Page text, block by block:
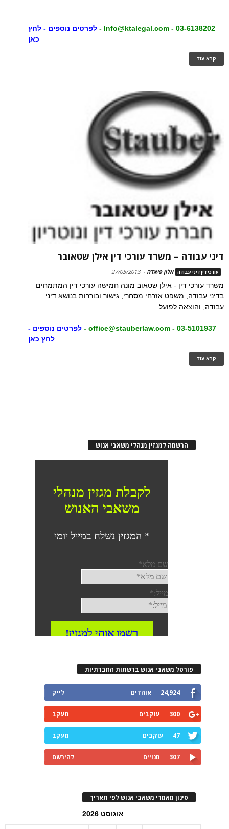
03-6138202 -
Info@ktalegal.com
-לפרטים נוספים - לחץ
כאן
קרא עוד
דיני עבודה – משרד עורכי דין אילן שטאובר
עורכי דין דיני עבודה אלון פיאדה -
27/05/2013
משרד עורכי דין - אילן שטאוב מונה חמישה עורכי דין המתמחים
בדיני עבודה, משפט אזרחי מסחרי, גישור ובוררות בנושא דיני
עבודה, והוצאה לפועל.
03-5101937 -
office@stauberlaw.com
-לפרטים נוספים -
לחץ כאן
קרא עוד
הרשמה למגזין מנהלי משאבי אנוש
פורטל משאבי אנוש ברשתות החברתיות
24,924 אוהדים לייק
300 עוקבים מעקב
47 עוקבים מעקב
307 מנויים להירשם
סינון מאמרי משאבי אנוש לפי תאריך
אוגוסט 2026